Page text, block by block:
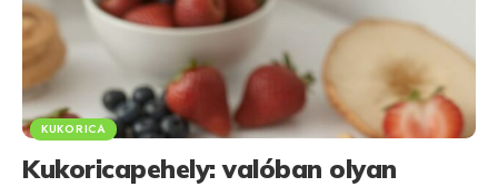
KUKORICA
Kukoricapehely: valóban olyan